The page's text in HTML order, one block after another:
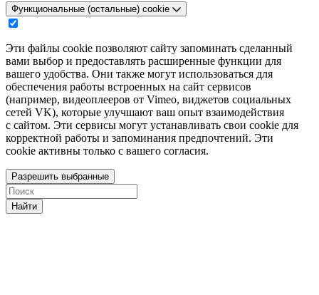
Функциональные (остальные) cookie
Эти файлы cookie позволяют сайту запоминать сделанный
вами выбор и предоставлять расширенные функции для
вашего удобства. Они также могут использоваться для
обеспечения работы встроенных на сайт сервисов
(например, видеоплееров от Vimeo, виджетов социальных
сетей VK), которые улучшают ваш опыт взаимодействия
с сайтом. Эти сервисы могут устанавливать свои cookie для
корректной работы и запоминания предпочтений. Эти
cookie активны только с вашего согласия.
Разрешить выбранные
Найти